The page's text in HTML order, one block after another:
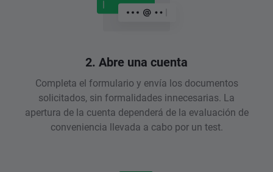
2. Abre una cuenta
Completa el formulario y envía los documentos
solicitados, sin formalidades innecesarias. La
apertura de la cuenta dependerá de la evaluación de
conveniencia llevada a cabo por un test.